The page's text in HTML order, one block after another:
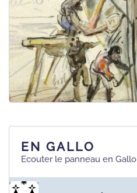
EN GALLO
Ecouter le panneau en Gallo